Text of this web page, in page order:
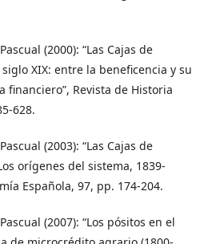
(2000): “Las Cajas de
XIX: entre la beneficencia y su
financiero”, Revista de Historia
628.
(2003): “Las Cajas de
orígenes del sistema, 1839-
Española, 97, pp. 174-204.
(2007): “Los pósitos en el